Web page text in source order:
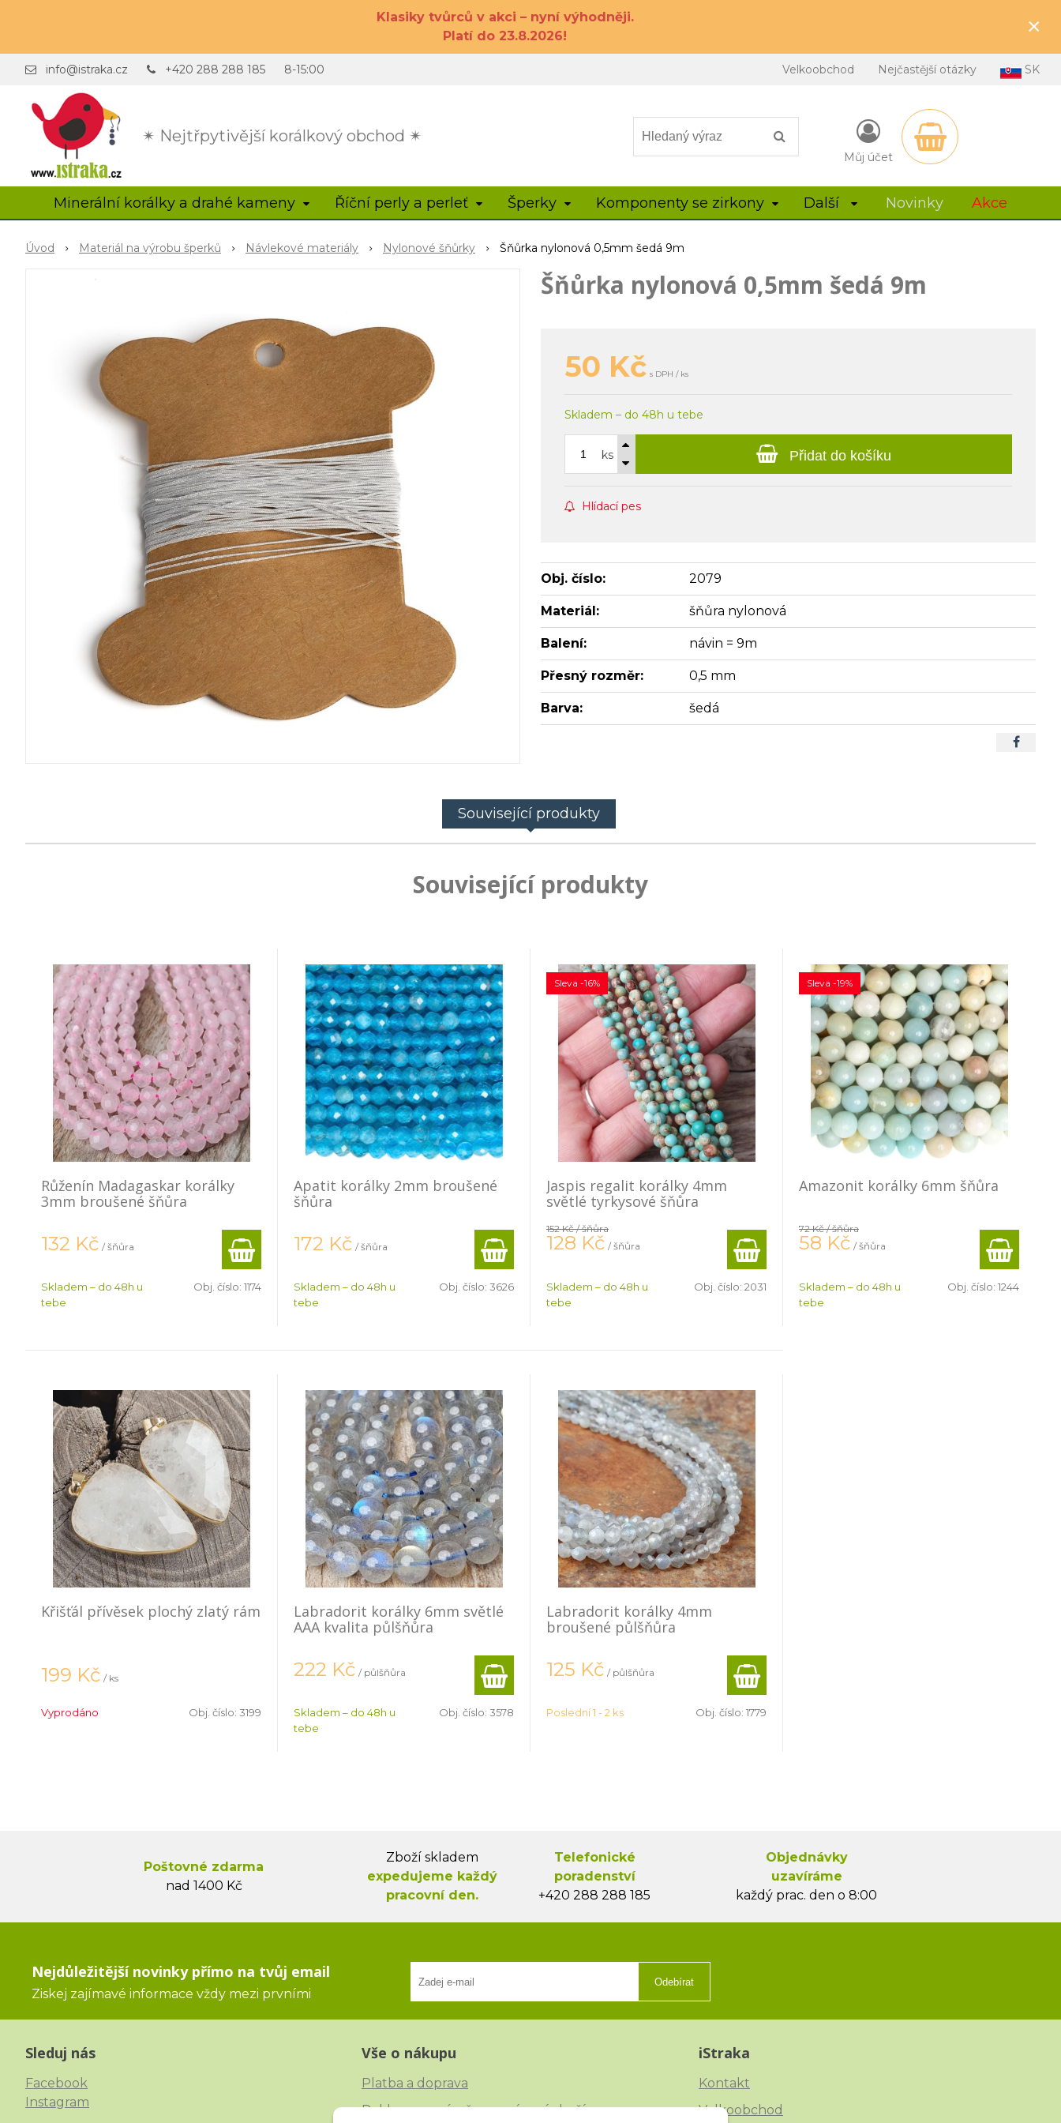
Klasiky tvůrců v akci – nyní výhodněji.
Platí do 23.8.2026!
×
✴ Nejtřpytivější korálkový obchod ✴
info@istraka.cz +420 288 288 185 8-15:00 Velkoobchod Nejčastější otázky SK
Můj účet
Minerální korálky a drahé kameny Říční perly a perleť Šperky Komponenty se zirkony Další Novinky Akce
Úvod Materiál na výrobu šperků Návlekové materiály Nylonové šňůrky Šňůrka nylonová 0,5mm šedá 9m
Šňůrka nylonová 0,5mm šedá 9m
50 Kč s DPH / ks
Skladem – do 48h u tebe
ks Přidat do košíku
Hlídací pes
Obj. číslo: 2079
Materiál: šňůra nylonová
Balení: návin = 9m
Přesný rozměr: 0,5 mm
Barva: šedá
Související produkty
Související produkty
Růženín Madagaskar korálky
3mm broušené šňůra
132 Kč / šňůra
Skladem – do 48h u
tebe
Obj. číslo: 1174
Apatit korálky 2mm broušené
šňůra
172 Kč / šňůra
Skladem – do 48h u
tebe
Obj. číslo: 3626
Jaspis regalit korálky 4mm
světlé tyrkysové šňůra
Sleva -16%
152 Kč/ šňůra
128 Kč / šňůra
Skladem – do 48h u
tebe
Obj. číslo: 2031
Amazonit korálky 6mm šňůra
Sleva -19%
72 Kč/ šňůra
58 Kč / šňůra
Skladem – do 48h u
tebe
Obj. číslo: 1244
Křišťál přívěsek plochý zlatý rám
199 Kč / ks
Vyprodáno Obj. číslo: 3199
Labradorit korálky 6mm světlé
AAA kvalita půlšňůra
222 Kč / půlšňůra
Skladem – do 48h u
tebe
Obj. číslo: 3578
Labradorit korálky 4mm
broušené půlšňůra
125 Kč / půlšňůra
Poslední 1 - 2 ks Obj. číslo: 1779
Poštovné zdarma
nad 1400 Kč
Zboží skladem
expedujeme každý
pracovní den.
Telefonické
poradenství
+420 288 288 185
Objednávky
uzavíráme
každý prac. den o 8:00
Nejdůležitější novinky přímo na tvůj email
Ziskej zajímavé informace vždy mezi prvními
Odebírat
Sleduj nás
Facebook
Instagram
Vše o nákupu
Platba a doprava
Reklamace, výměna a vrácení zboží
iStraka
Kontakt
Velkoobchod